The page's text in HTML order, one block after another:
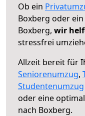
Ob ein
Boxberg oder
Boxberg, wir
stressfrei
Allzeit bereit für
Seniorenumzug,
Studentenumzug
oder eine
nach Boxberg.